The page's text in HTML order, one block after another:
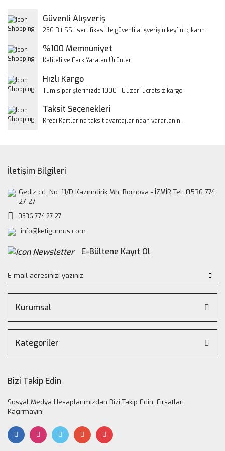
Yorum Yaz
Ürün resmi kalitesiz, bozuk veya görüntülenemiyor.
Ürün bilgilerinde hatalar bulunuyor.
Bu ürüne benzer farklı alternatifler olmalı.
Güvenli Alışveriş
256 Bit SSL sertifikası ile güvenli alışverişin keyfini çıkarın.
%100 Memnuniyet
Kaliteli ve Fark Yaratan Ürünler
Hızlı Kargo
Tüm siparişlerinizde 1000 TL üzeri ücretsiz kargo
Taksit Seçenekleri
Kredi Kartlarına taksit avantajlarından yararlanın.
İletişim Bilgileri
Gediz cd. No: 11/D Kazımdirik Mh. Bornova - İZMİR Tel: 0536 774
27 27
0536 774 27 27
info@ketigumus.com
E-Bültene Kayıt Ol
Kurumsal
Kategoriler
Bizi Takip Edin
Sosyal Medya Hesaplarımızdan Bizi Takip Edin, Fırsatları
Kaçırmayın!